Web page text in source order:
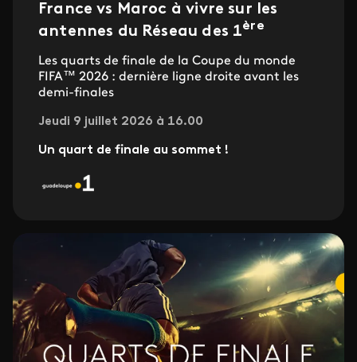
France vs Maroc à vivre sur les
antennes du Réseau des 1ère
Les quarts de finale de la Coupe du monde
FIFA™ 2026 : dernière ligne droite avant les
demi-finales
Jeudi 9 juillet 2026 à 16.00
Un quart de finale au sommet !